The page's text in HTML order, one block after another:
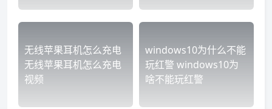
无线苹果耳机怎么充电
无线苹果耳机怎么充电
视频
windows10为什么不能
玩红警 windows10为
啥不能玩红警